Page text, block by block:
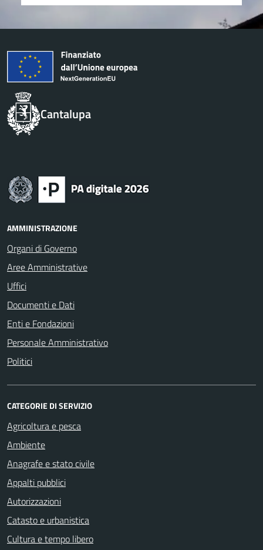
Cantalupa
AMMINISTRAZIONE
Organi di Governo
Aree Amministrative
Uffici
Documenti e Dati
Enti e Fondazioni
Personale Amministrativo
Politici
CATEGORIE DI SERVIZIO
Agricoltura e pesca
Ambiente
Anagrafe e stato civile
Appalti pubblici
Autorizzazioni
Catasto e urbanistica
Cultura e tempo libero